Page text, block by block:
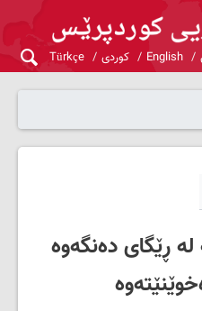
English کوردی Türkçe
له‌ ڕێگای ده‌نگه‌وه‌